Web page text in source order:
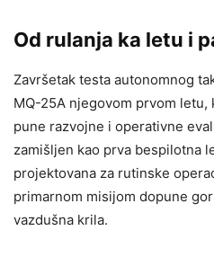
Od rulanja ka letu i
Završetak testa autonomnog
MQ-25A njegovom prvom
pune razvojne i operativne
zamišljen kao prva bespilotna
projektovana za rutinske
primarnom misijom dopune
vazdušna krila.